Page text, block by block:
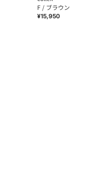
F / ブラウン
¥15,950